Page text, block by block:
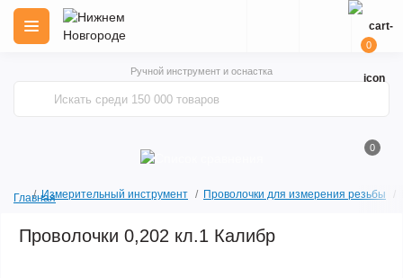
Ручной инструмент и оснастка
0
0
ГлавнаяИзмерительный инструмент Проволочки для измерения резьбы
Проволочки 0,202 кл.1 Калибр